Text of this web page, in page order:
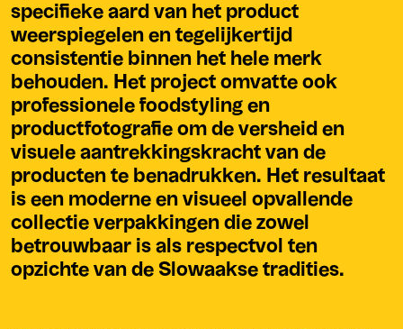
specifieke aard van het product
weerspiegelen en tegelijkertijd
consistentie binnen het hele merk
behouden. Het project omvatte ook
professionele foodstyling en
productfotografie om de versheid en
visuele aantrekkingskracht van de
producten te benadrukken. Het resultaat
is een moderne en visueel opvallende
collectie verpakkingen die zowel
betrouwbaar is als respectvol ten
opzichte van de Slowaakse tradities.